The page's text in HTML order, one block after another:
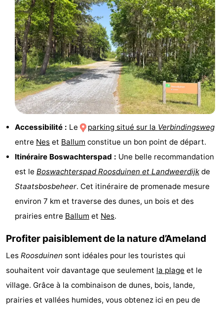
Friesland
Leeuwarden
Îles
de
Frise
Schiermonnikoog
Terschelling
-
Texel
Météo
Accessibilité : Le parking situé sur la Verbindingsweg
entre Nes et Ballum constitue un bon point de départ.
Itinéraire Boswachterspad : Une belle recommandation
est le Boswachterspad Roosduinen et Landweerdijk de
Staatsbosbeheer. Cet itinéraire de promenade mesure
environ 7 km et traverse des dunes, un bois et des
prairies entre Ballum et Nes.
Profiter paisiblement de la nature d’Ameland
Les Roosduinen sont idéales pour les touristes qui
souhaitent voir davantage que seulement la plage et le
village. Grâce à la combinaison de dunes, bois, lande,
prairies et vallées humides, vous obtenez ici en peu de